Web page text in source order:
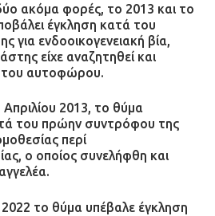
ακόμα φορές, το 2013 και το
έγκληση κατά του
για ενδοοικογενειακή βία,
είχε αναζητηθεί και
του αυτοφώρου.
Απριλίου 2013, το θύμα
του πρώην συντρόφου της
περί
ο οποίος συνελήφθη και
2022 το θύμα υπέβαλε έγκληση